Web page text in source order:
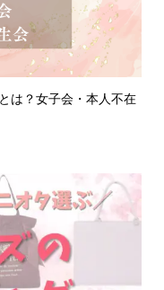
は？女子会・本人不在